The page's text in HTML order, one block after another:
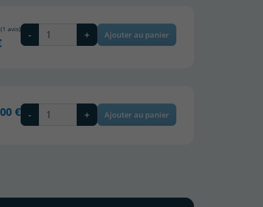
- + Ajouter au panier
€ - + Ajouter au panier